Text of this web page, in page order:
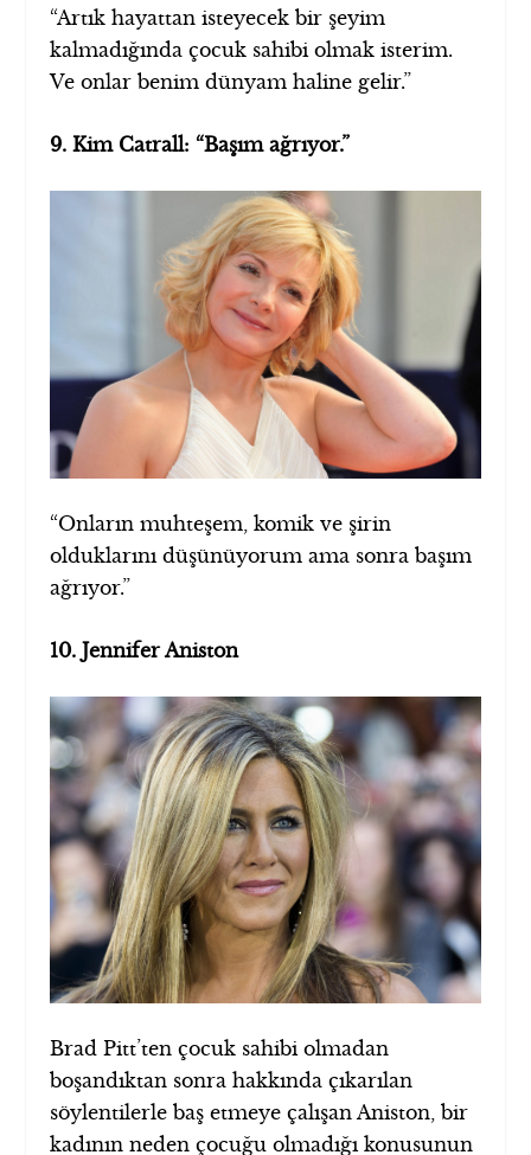
“Artık hayattan isteyecek bir şeyim
kalmadığında çocuk sahibi olmak isterim.
Ve onlar benim dünyam haline gelir.”
9. Kim Catrall: “Başım ağrıyor.”
“Onların muhteşem, komik ve şirin
olduklarını düşünüyorum ama sonra başım
ağrıyor.”
10. Jennifer Aniston
Brad Pitt’ten çocuk sahibi olmadan
boşandıktan sonra hakkında çıkarılan
söylentilerle baş etmeye çalışan Aniston, bir
kadının neden çocuğu olmadığı konusunun